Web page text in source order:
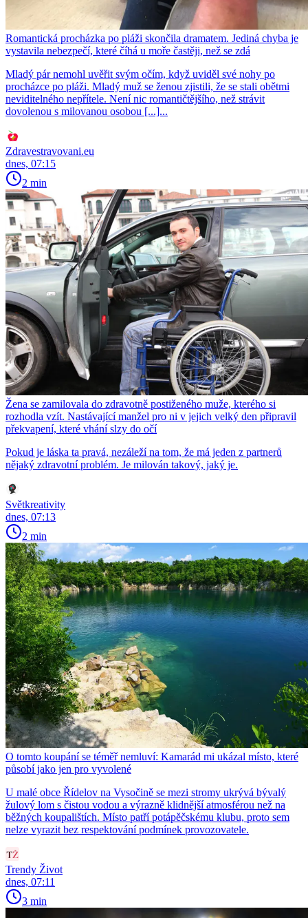
Romantická procházka po pláži skončila dramatem. Jediná chyba je
vystavila nebezpečí, které číhá u moře častěji, než se zdá
Mladý pár nemohl uvěřit svým očím, když uviděl své nohy po
procházce po pláži. Mladý muž se ženou zjistili, že se stali obětmi
neviditelného nepřítele. Není nic romantičtějšího, než strávit
dovolenou s milovanou osobou [...]...
Zdravestravovani.eu
dnes, 07:15
2 min
Žena se zamilovala do zdravotně postiženého muže, kterého si
rozhodla vzít. Nastávající manžel pro ni v jejich velký den připravil
překvapení, které vhání slzy do očí
Pokud je láska ta pravá, nezáleží na tom, že má jeden z partnerů
nějaký zdravotní problém. Je milován takový, jaký je.
Světkreativity
dnes, 07:13
2 min
O tomto koupání se téměř nemluví: Kamarád mi ukázal místo, které
působí jako jen pro vyvolené
U malé obce Řídelov na Vysočině se mezi stromy ukrývá bývalý
žulový lom s čistou vodou a výrazně klidnější atmosférou než na
běžných koupalištích. Místo patří potápěčskému klubu, proto sem
nelze vyrazit bez respektování podmínek provozovatele.
Trendy Život
dnes, 07:11
3 min